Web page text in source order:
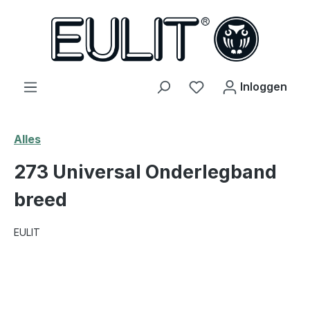
Je hebt 0 items op
Inloggen
Alles
273 Universal Onderlegband
breed
EULIT